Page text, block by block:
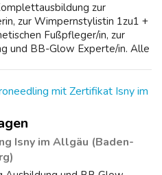
zur
zur Wimpernstylistin 1zu1 +
Fußpfleger/in, zur
und BB-Glow Experte/in. Alle
mit Zertifikat Isny im
Isny im Allgäu (Baden-